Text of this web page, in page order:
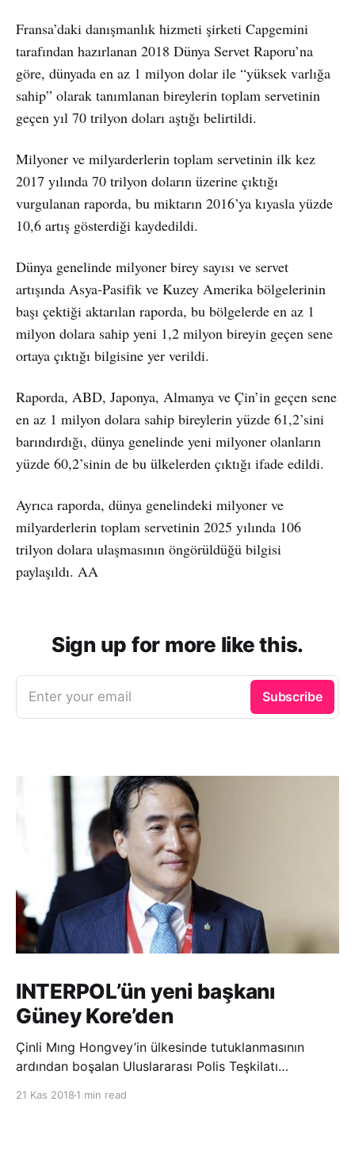
Fransa’daki danışmanlık hizmeti şirketi Capgemini
tarafından hazırlanan 2018 Dünya Servet Raporu’na
göre, dünyada en az 1 milyon dolar ile “yüksek varlığa
sahip” olarak tanımlanan bireylerin toplam servetinin
geçen yıl 70 trilyon doları aştığı belirtildi.
Milyoner ve milyarderlerin toplam servetinin ilk kez
2017 yılında 70 trilyon doların üzerine çıktığı
vurgulanan raporda, bu miktarın 2016’ya kıyasla yüzde
10,6 artış gösterdiği kaydedildi.
Dünya genelinde milyoner birey sayısı ve servet
artışında Asya-Pasifik ve Kuzey Amerika bölgelerinin
başı çektiği aktarılan raporda, bu bölgelerde en az 1
milyon dolara sahip yeni 1,2 milyon bireyin geçen sene
ortaya çıktığı bilgisine yer verildi.
Raporda, ABD, Japonya, Almanya ve Çin’in geçen sene
en az 1 milyon dolara sahip bireylerin yüzde 61,2’sini
barındırdığı, dünya genelinde yeni milyoner olanların
yüzde 60,2’sinin de bu ülkelerden çıktığı ifade edildi.
Ayrıca raporda, dünya genelindeki milyoner ve
milyarderlerin toplam servetinin 2025 yılında 106
trilyon dolara ulaşmasının öngörüldüğü bilgisi
paylaşıldı. AA
Sign up for more like this.
Enter your email Subscribe
INTERPOL’ün yeni başkanı
Güney Kore’den
Çinli Mıng Hongvey’in ülkesinde tutuklanmasının
ardından boşalan Uluslararası Polis Teşkilatı
21 Kas 2018 1 min read